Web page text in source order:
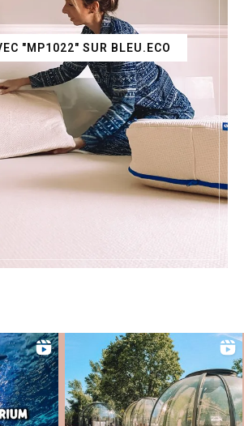
"MP1022" SUR BLEU.ECO